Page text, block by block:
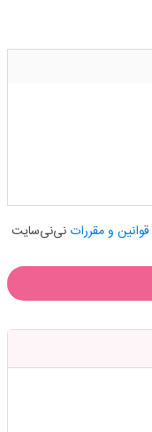
قوانین و مقرراتنی‌نی‌سایت